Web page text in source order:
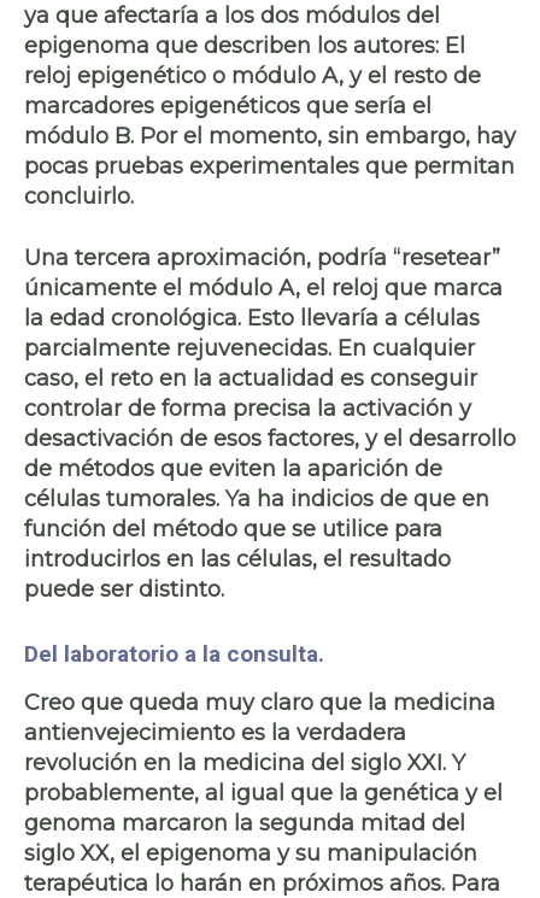
ya que afectaría a los dos módulos del
epigenoma que describen los autores: El
reloj epigenético o módulo A, y el resto de
marcadores epigenéticos que sería el
módulo B. Por el momento, sin embargo, hay
pocas pruebas experimentales que permitan
concluirlo.
Una tercera aproximación, podría “resetear”
únicamente el módulo A, el reloj que marca
la edad cronológica. Esto llevaría a células
parcialmente rejuvenecidas. En cualquier
caso, el reto en la actualidad es conseguir
controlar de forma precisa la activación y
desactivación de esos factores, y el desarrollo
de métodos que eviten la aparición de
células tumorales. Ya ha indicios de que en
función del método que se utilice para
introducirlos en las células, el resultado
puede ser distinto.
Del laboratorio a la consulta.
Creo que queda muy claro que la medicina
antienvejecimiento es la verdadera
revolución en la medicina del siglo XXI. Y
probablemente, al igual que la genética y el
genoma marcaron la segunda mitad del
siglo XX, el epigenoma y su manipulación
terapéutica lo harán en próximos años. Para